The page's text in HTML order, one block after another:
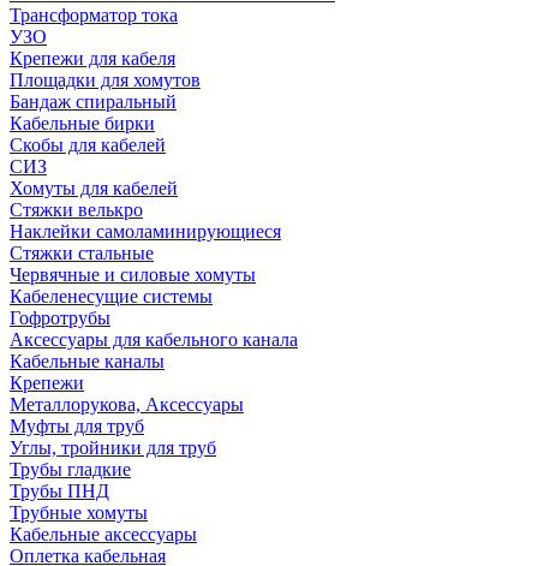
Трансформатор тока
УЗО
Крепежи для кабеля
Площадки для хомутов
Бандаж спиральный
Кабельные бирки
Cкобы для кабелей
СИЗ
Хомуты для кабелей
Стяжки велькро
Наклейки самоламинирующиеся
Стяжки стальные
Червячные и силовые хомуты
Кабеленесущие системы
Гофротрубы
Аксессуары для кабельного канала
Кабельные каналы
Крепежи
Металлорукова, Аксессуары
Муфты для труб
Углы, тройники для труб
Трубы гладкие
Трубы ПНД
Трубные хомуты
Кабельные аксессуары
Оплетка кабельная